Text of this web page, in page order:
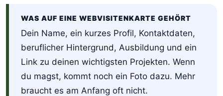
WAS AUF EINE WEBVISITENKARTE GEHÖRT
Dein Name, ein kurzes Profil, Kontaktdaten,
beruflicher Hintergrund, Ausbildung und ein
Link zu deinen wichtigsten Projekten. Wenn
du magst, kommt noch ein Foto dazu. Mehr
braucht es am Anfang oft nicht.